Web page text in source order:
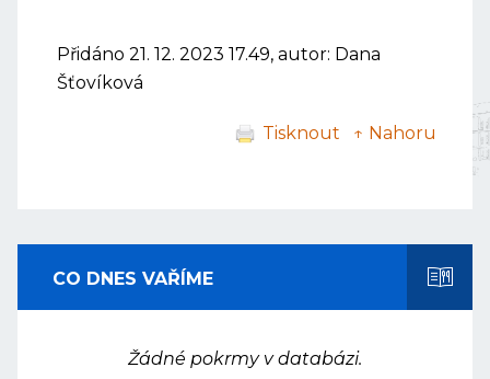
Přidáno 21. 12. 2023 17.49, autor: Dana
Šťovíková
Tisknout ↑ Nahoru
CO DNES VAŘÍME
Žádné pokrmy v databázi.